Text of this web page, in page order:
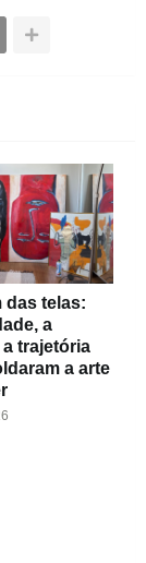
das telas:
a
trajetória
a arte